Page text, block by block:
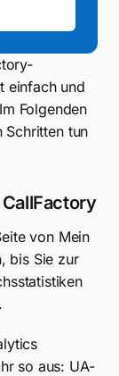
einfach und
Folgenden
Schritten tun
von Mein
bis Sie zur
so aus: UA-